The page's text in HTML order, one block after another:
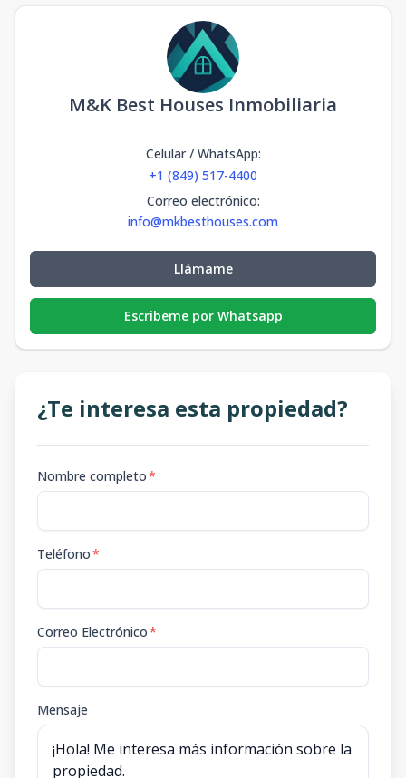
M&K Best Houses Inmobiliaria
Celular / WhatsApp:
+1 (849) 517-4400
Correo electrónico:
info@mkbesthouses.com
Llámame
Escribeme por Whatsapp
¿Te interesa esta propiedad?
Nombre completo*
Teléfono*
Correo Electrónico*
Mensaje